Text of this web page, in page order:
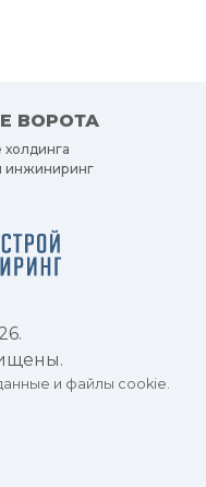
ВОРОТА
холдинга
инжиниринг
и файлы cookie.